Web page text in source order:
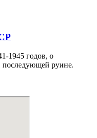
1945 годов, о
последующей руине.